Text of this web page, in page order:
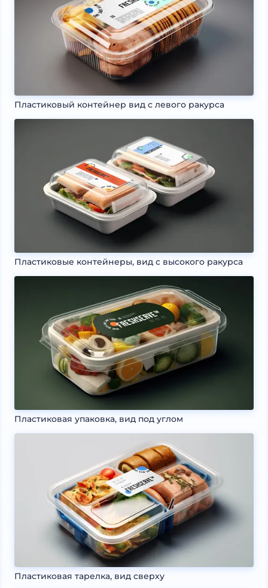
Пластиковый контейнер вид с левого ракурса
Пластиковые контейнеры, вид с высокого ракурса
Пластиковая упаковка, вид под углом
Пластиковая тарелка, вид сверху